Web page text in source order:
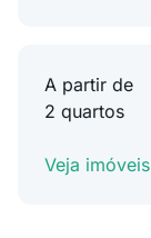
A partir de
2 quartos
Veja imóveis